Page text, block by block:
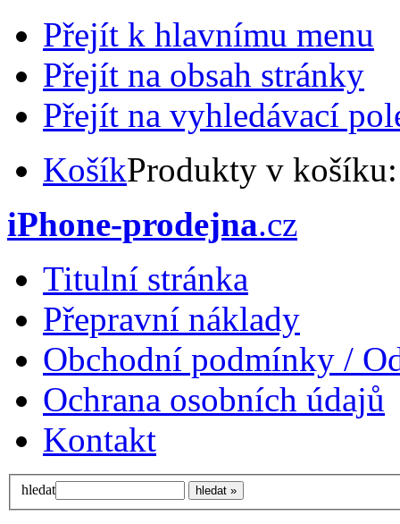
Přejít k hlavnímu menu
Přejít na obsah stránky
Přejít na vyhledávací
KošíkProdukty v
iPhone-prodejna.cz
Titulní stránka
Přepravní náklady
Obchodní podmínky /
Ochrana osobních údajů
Kontakt
hledat